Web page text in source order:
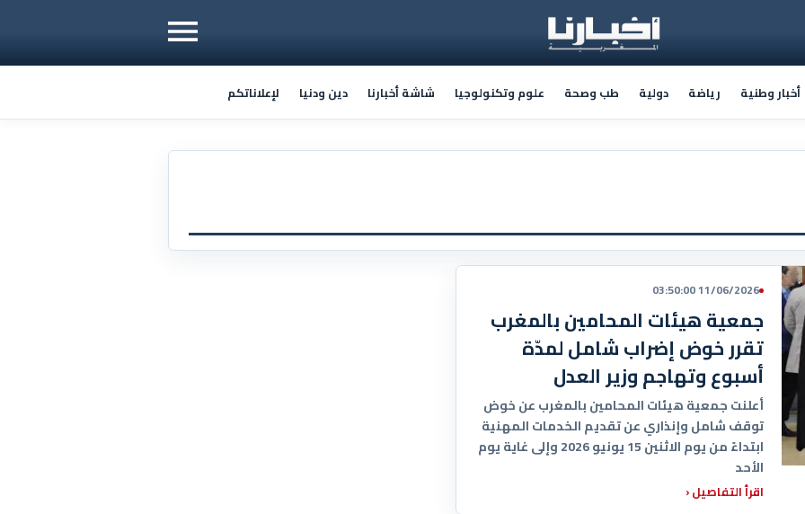
أخبار وطنية رياضة دولية طب وصحة علوم وتكنولوجيا شاشة أخبارنا دين ودنيا لإعلاناتكم
11/06/2026 03:50:00
جمعية هيئات المحامين بالمغرب
تقرر خوض إضراب شامل لمدّة
أسبوع وتهاجم وزير العدل
أعلنت جمعية هيئات المحامين بالمغرب عن خوض
توقف شامل وإنذاري عن تقديم الخدمات المهنية
ابتداءً من يوم الاثنين 15 يونيو 2026 وإلى غاية يوم
الأحد
اقرأ التفاصيل‹